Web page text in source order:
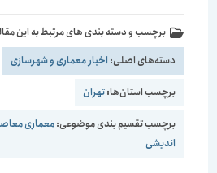
برچسب و دسته بندی های مرتبط به این مقاله:
دسته‌های اصلی:اخبار معماری و شهرسازی
برچسب استان‌ها:تهران
برچسب تقسیم بندی موضوعی:معماری معاصر |
اندیشی